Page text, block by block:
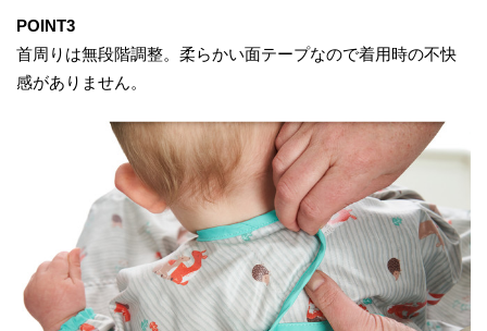
POINT3
首周りは無段階調整。柔らかい面テープなので着用時の不快
感がありません。